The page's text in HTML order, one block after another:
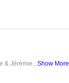
& Jérémie...Show More